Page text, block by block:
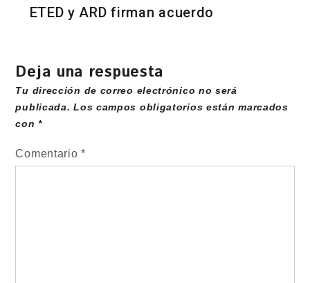
ETED y ARD firman acuerdo
Deja una respuesta
Tu dirección de correo electrónico no será
publicada. Los campos obligatorios están marcados
con*
Comentario*